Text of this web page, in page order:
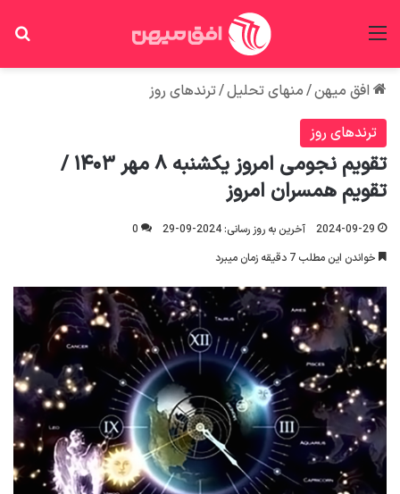
افق میهن/منهای تحلیل/ترندهای روز
ترندهای روز
تقویم نجومی امروز یکشنبه ۸ مهر ۱۴۰۳ /
تقویم همسران امروز
2024-09-29 آخرین به روز رسانی: 2024-09-29
0
خواندن این مطلب 7 دقیقه زمان میبرد